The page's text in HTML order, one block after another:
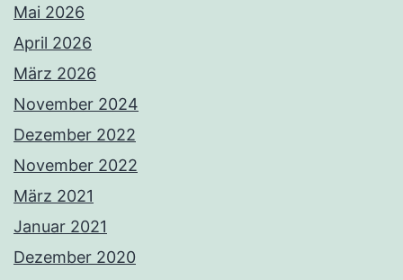
Mai 2026
April 2026
März 2026
November 2024
Dezember 2022
November 2022
März 2021
Januar 2021
Dezember 2020